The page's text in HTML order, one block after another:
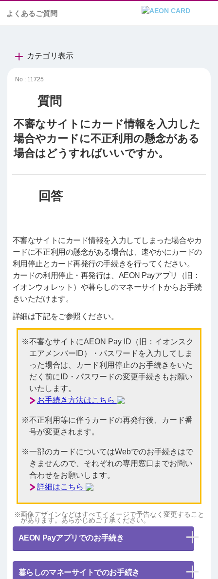
よくあるご質問
カテゴリ表示
No : 11725
不審なサイトにカード情報を入力した
場合やカードに不正利用の懸念がある
場合はどうすればいいですか。
不審なサイトにカード情報を入力してしまった場合やカ
ードに不正利用の懸念がある場合は、速やかにカードの
利用停止とカード再発行の手続きを行ってください。
カードの利用停止・再発行は、AEON Payアプリ（旧：
イオンウォレット）や暮らしのマネーサイトからお手続
きいただけます。
詳細は下記をご参照ください。
不審なサイトにAEON Pay ID（旧：イオンスク
エアメンバーID）・パスワードを入力してしま
った場合は、カード利用停止のお手続きをいた
だく前にID・パスワードの変更手続きもお願い
いたします。
お手続き方法はこちら
不正利用等に伴うカードの再発行後、カード番
号が変更されます。
一部のカードについてはWebでのお手続きはで
きませんので、それぞれの専用窓口までお問い
合わせをお願いします。
詳細はこちら
画像デザインなどはすべてイメージで予告なく変更すること
があります。あらかじめご了承ください。
AEON Payアプリでのお手続き
暮らしのマネーサイトでのお手続き